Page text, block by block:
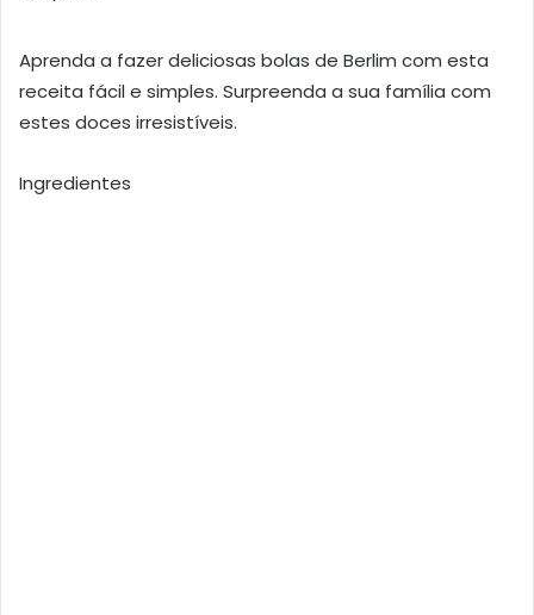
Aprenda a fazer deliciosas bolas de Berlim com esta
receita fácil e simples. Surpreenda a sua família com
estes doces irresistíveis.
Ingredientes